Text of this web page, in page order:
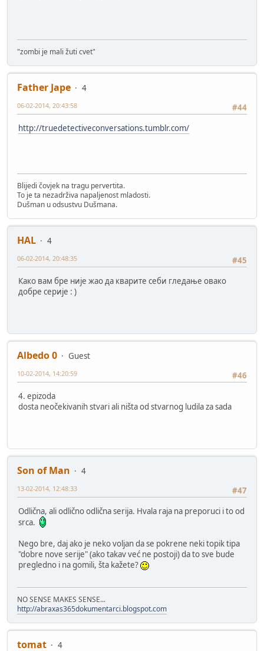
"zombi je mali žuti cvet"
Father Jape
4
#44
06-02-2014, 20:43:58
http://truedetectiveconversations.tumblr.com/
Blijedi čovjek na tragu pervertita.
To je ta nezadrživa napaljenost mladosti.
Dušman u odsustvu Dušmana.
HAL
4
#45
06-02-2014, 20:48:35
Како вам бре није жао да кварите себи гледање овако
добре серије : )
Albedo 0
Guest
#46
10-02-2014, 14:20:59
4. epizoda
dosta neočekivanih stvari ali ništa od stvarnog ludila za sada
Son of Man
4
#47
13-02-2014, 12:48:33
Odlična, ali odlično odlična serija. Hvala raja na preporuci i to od
srca.
Nego bre, daj ako je neko voljan da se pokrene neki topik tipa
"dobre nove serije" (ako takav već ne postoji) da to sve bude
pregledno i na gomili, šta kažete?
NO SENSE MAKES SENSE...
http://abraxas365dokumentarci.blogspot.com
tomat 4